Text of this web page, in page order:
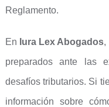
Reglamento.
En Iura Lex Abogados,
preparados ante las
desafíos tributarios. Si
información sobre